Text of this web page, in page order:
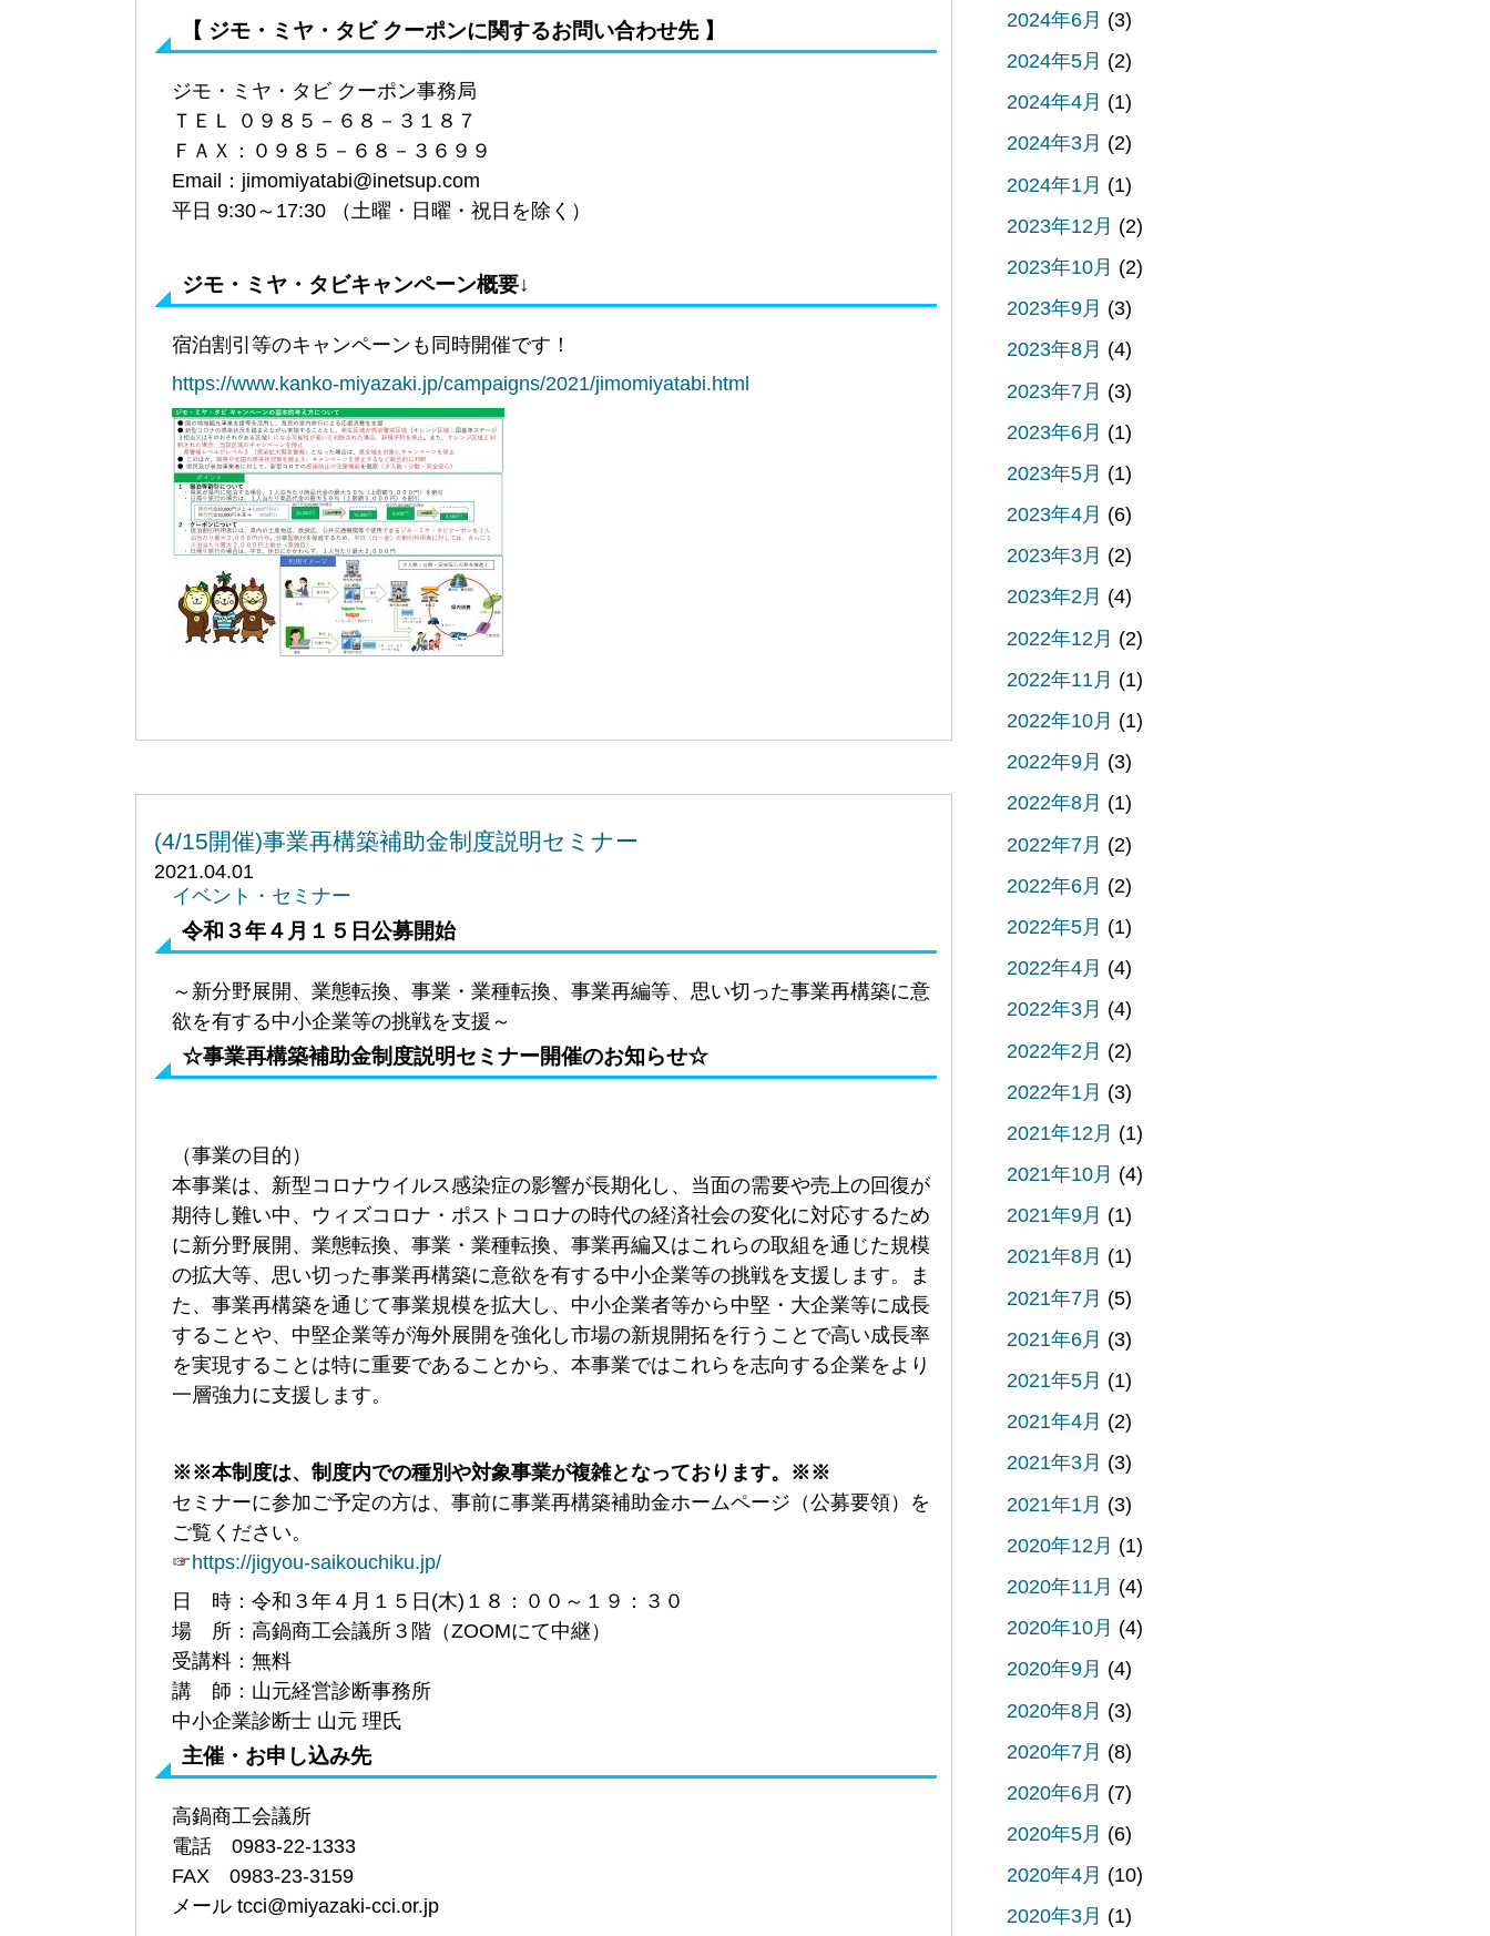
【 ジモ・ミヤ・タビ クーポンに関するお問い合わせ先 】
ジモ・ミヤ・タビ クーポン事務局
ＴＥＬ ０９８５－６８－３１８７
ＦＡＸ：０９８５－６８－３６９９
Email：jimomiyatabi@inetsup.com
平日 9:30～17:30 （土曜・日曜・祝日を除く）
ジモ・ミヤ・タビキャンペーン概要↓
宿泊割引等のキャンペーンも同時開催です！
https://www.kanko-miyazaki.jp/campaigns/2021/jimomiyatabi.html
(4/15開催)事業再構築補助金制度説明セミナー
2021.04.01
イベント・セミナー
令和３年４月１５日公募開始
～新分野展開、業態転換、事業・業種転換、事業再編等、思い切った事業再構築に意
欲を有する中小企業等の挑戦を支援～
☆事業再構築補助金制度説明セミナー開催のお知らせ☆
（事業の目的）
本事業は、新型コロナウイルス感染症の影響が長期化し、当面の需要や売上の回復が
期待し難い中、ウィズコロナ・ポストコロナの時代の経済社会の変化に対応するため
に新分野展開、業態転換、事業・業種転換、事業再編又はこれらの取組を通じた規模
の拡大等、思い切った事業再構築に意欲を有する中小企業等の挑戦を支援します。ま
た、事業再構築を通じて事業規模を拡大し、中小企業者等から中堅・大企業等に成長
することや、中堅企業等が海外展開を強化し市場の新規開拓を行うことで高い成長率
を実現することは特に重要であることから、本事業ではこれらを志向する企業をより
一層強力に支援します。
※※本制度は、制度内での種別や対象事業が複雑となっております。※※
セミナーに参加ご予定の方は、事前に事業再構築補助金ホームページ（公募要領）を
ご覧ください。
☞https://jigyou-saikouchiku.jp/
日 時：令和３年４月１５日(木)１８：００～１９：３０
場 所：高鍋商工会議所３階（ZOOMにて中継）
受講料：無料
講 師：山元経営診断事務所
中小企業診断士 山元 理氏
主催・お申し込み先
高鍋商工会議所
電話 0983-22-1333
FAX 0983-23-3159
メール tcci@miyazaki-cci.or.jp
2024年6月 (3)
2024年5月 (2)
2024年4月 (1)
2024年3月 (2)
2024年1月 (1)
2023年12月 (2)
2023年10月 (2)
2023年9月 (3)
2023年8月 (4)
2023年7月 (3)
2023年6月 (1)
2023年5月 (1)
2023年4月 (6)
2023年3月 (2)
2023年2月 (4)
2022年12月 (2)
2022年11月 (1)
2022年10月 (1)
2022年9月 (3)
2022年8月 (1)
2022年7月 (2)
2022年6月 (2)
2022年5月 (1)
2022年4月 (4)
2022年3月 (4)
2022年2月 (2)
2022年1月 (3)
2021年12月 (1)
2021年10月 (4)
2021年9月 (1)
2021年8月 (1)
2021年7月 (5)
2021年6月 (3)
2021年5月 (1)
2021年4月 (2)
2021年3月 (3)
2021年1月 (3)
2020年12月 (1)
2020年11月 (4)
2020年10月 (4)
2020年9月 (4)
2020年8月 (3)
2020年7月 (8)
2020年6月 (7)
2020年5月 (6)
2020年4月 (10)
2020年3月 (1)